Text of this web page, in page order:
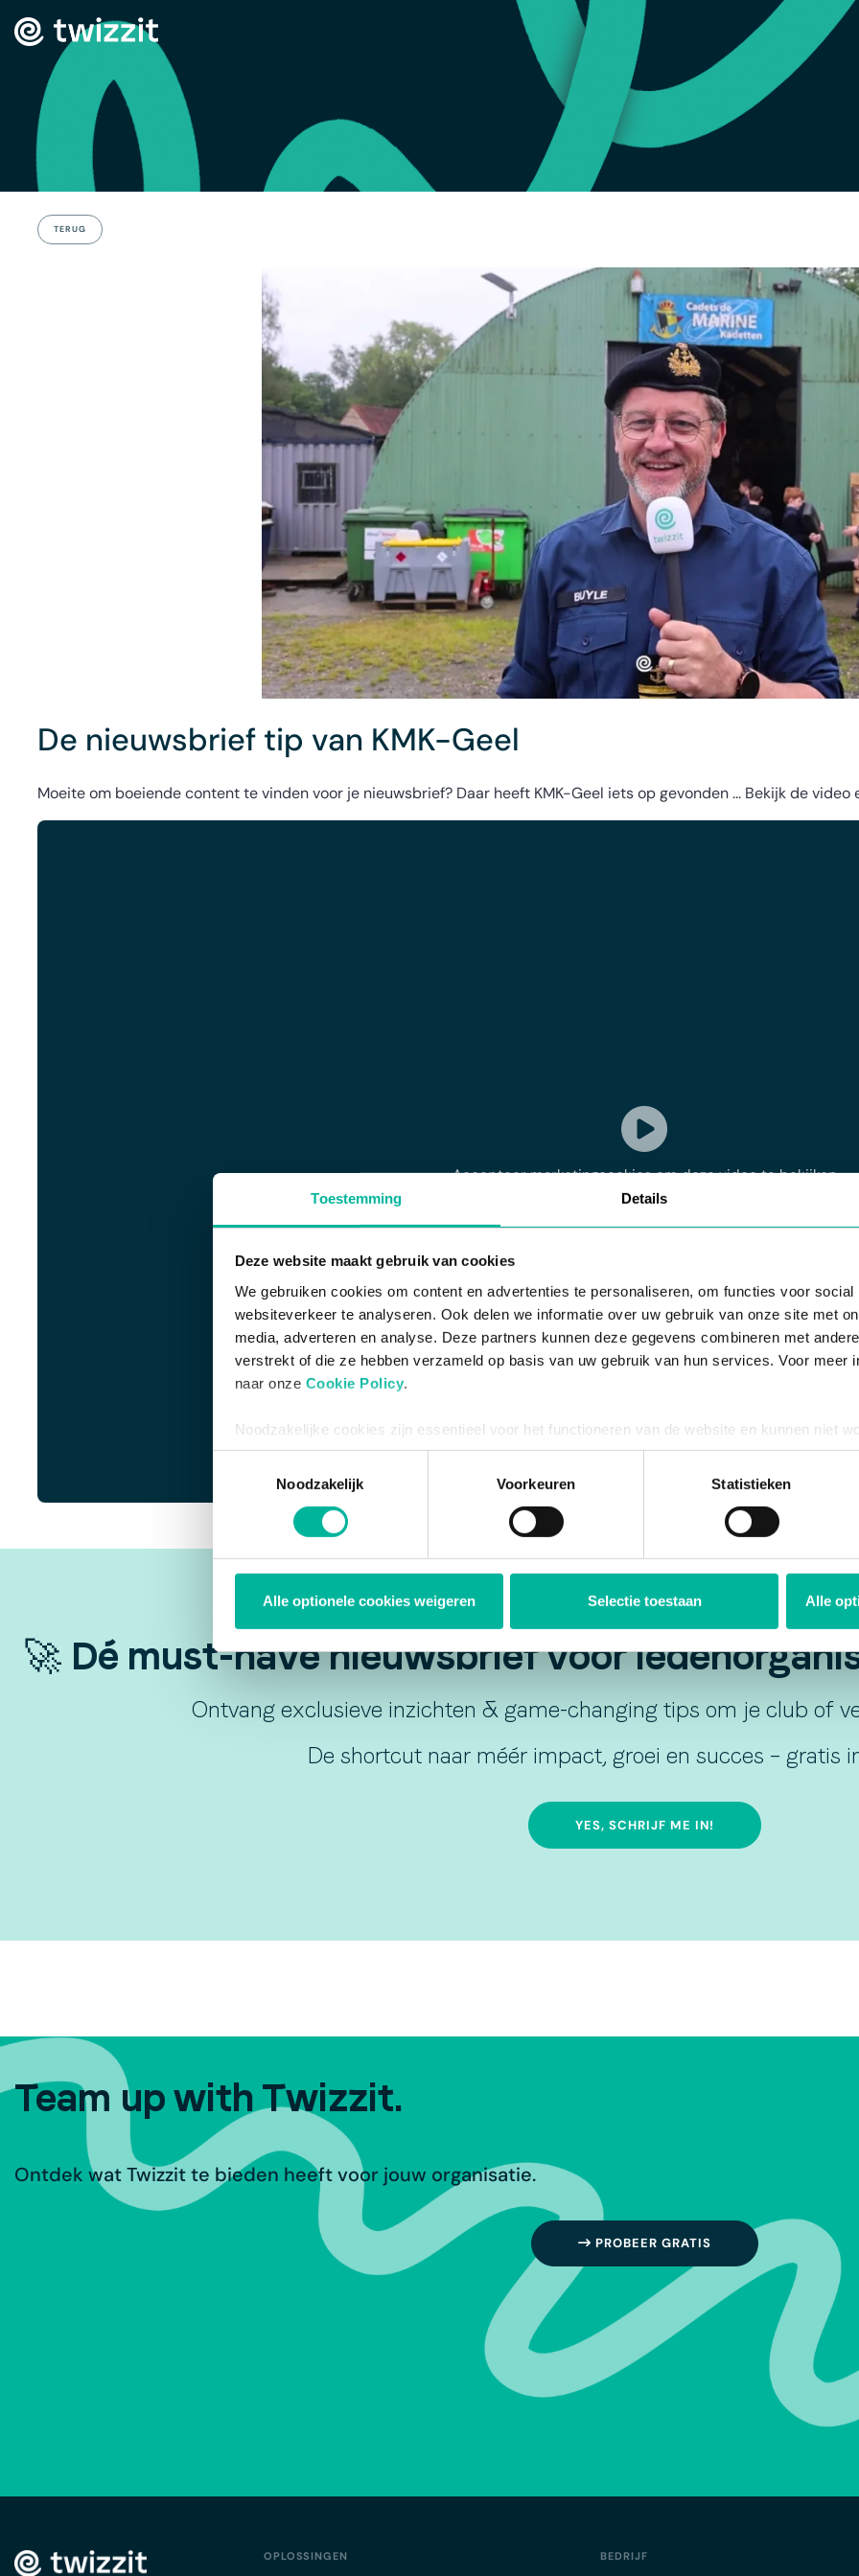
Toestemming Details
Deze website maakt gebruik van cookies
We gebruiken cookies om content en advertenties te personaliseren, om functies voor
websiteverkeer te analyseren. Ook delen we informatie over uw gebruik van onze site met
media, adverteren en analyse. Deze partners kunnen deze gegevens combineren met
verstrekt of die ze hebben verzameld op basis van uw gebruik van hun services. Voor meer
naar onze Cookie Policy
Noodzakelijke cookies zijn essentieel voor het functioneren van de website en kunnen niet
bestaat enkel een informatieplicht. U kunt uw toestemming voor het gebruik van andere
via de consent management tool onderaan de website.
Noodzakelijk
Voorkeuren Statistieken
Alle optionele cookies weigeren Selectie toestaan Alle
TERUG
De nieuwsbrief tip van KMK-Geel
Moeite om boeiende content te vinden voor je nieuwsbrief? Daar heeft KMK-Geel iets op gevonden ... Bekijk de
Accepteer marketingcookies om deze video te bekijken
Cookievoorkeuren aanpassen
🚀 Dé must-have nieuwsbrief voor
Ontvang exclusieve inzichten & game-changing tips om je club of
De shortcut naar méér impact, groei en succes – gratis
YES, SCHRIJF ME IN!
Team up with Twizzit.
Ontdek wat Twizzit te bieden heeft voor jouw organisatie.
PROBEER GRATIS
OPLOSSINGEN BEDRIJF